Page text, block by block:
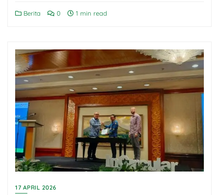
Berita 0 1 min read
17 APRIL 2026